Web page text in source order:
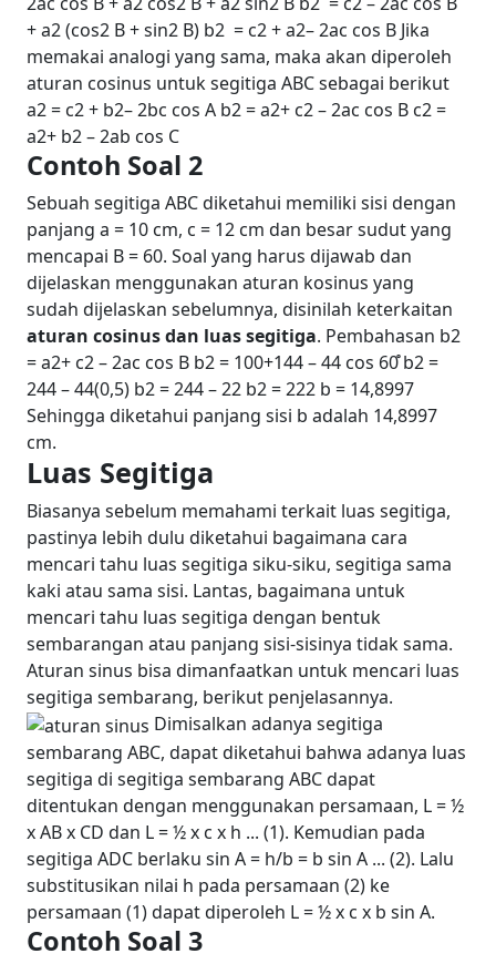
+ a2 (cos2 B + sin2 B) b2 = c2 + a2– 2ac cos B Jika
memakai analogi yang sama, maka akan diperoleh
aturan cosinus untuk segitiga ABC sebagai berikut
a2 = c2 + b2– 2bc cos A b2 = a2+ c2 – 2ac cos B c2 =
a2+ b2 – 2ab cos C
Contoh Soal 2
Sebuah segitiga ABC diketahui memiliki sisi dengan
panjang a = 10 cm, c = 12 cm dan besar sudut yang
mencapai B = 60. Soal yang harus dijawab dan
dijelaskan menggunakan aturan kosinus yang
sudah dijelaskan sebelumnya, disinilah keterkaitan
aturan cosinus dan luas segitiga. Pembahasan b2
= a2+ c2 – 2ac cos B b2 = 100+144 – 44 cos 60̊ b2 =
244 – 44(0,5) b2 = 244 – 22 b2 = 222 b = 14,8997
Sehingga diketahui panjang sisi b adalah 14,8997
cm.
Luas Segitiga
Biasanya sebelum memahami terkait luas segitiga,
pastinya lebih dulu diketahui bagaimana cara
mencari tahu luas segitiga siku-siku, segitiga sama
kaki atau sama sisi. Lantas, bagaimana untuk
mencari tahu luas segitiga dengan bentuk
sembarangan atau panjang sisi-sisinya tidak sama.
Aturan sinus bisa dimanfaatkan untuk mencari luas
segitiga sembarang, berikut penjelasannya.
Dimisalkan adanya segitiga
sembarang ABC, dapat diketahui bahwa adanya luas
segitiga di segitiga sembarang ABC dapat
ditentukan dengan menggunakan persamaan, L = ½
x AB x CD dan L = ½ x c x h ... (1). Kemudian pada
segitiga ADC berlaku sin A = h/b = b sin A ... (2). Lalu
substitusikan nilai h pada persamaan (2) ke
persamaan (1) dapat diperoleh L = ½ x c x b sin A.
Contoh Soal 3